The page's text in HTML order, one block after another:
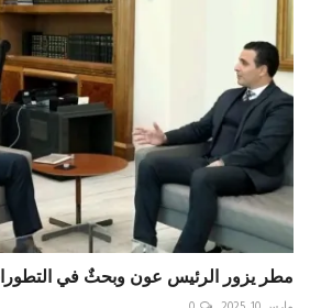
مطر يزور الرئيس عون وبحثٌ في